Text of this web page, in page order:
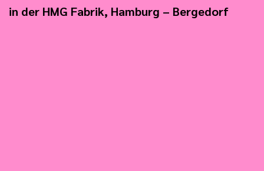
in der HMG Fabrik, Hamburg – Bergedorf